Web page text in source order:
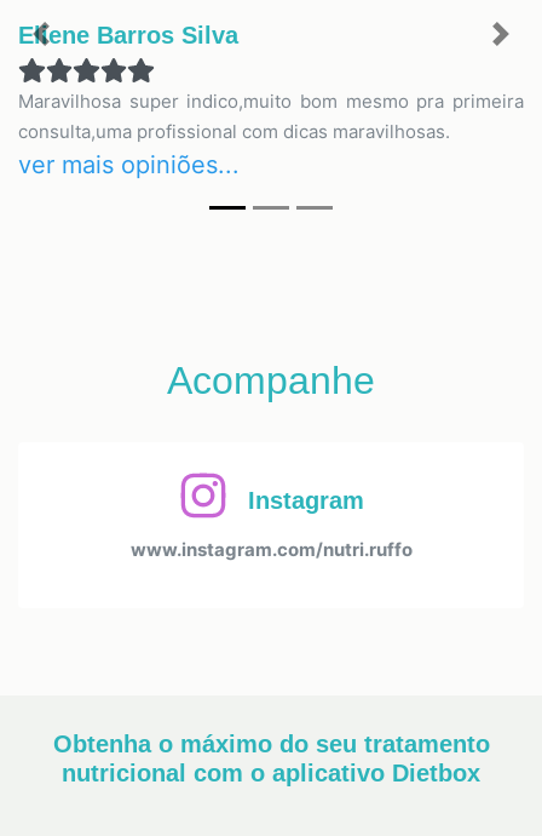
Eliene Barros Silva
Maravilhosa super indico,muito bom mesmo pra primeira
consulta,uma profissional com dicas maravilhosas.
ver mais opiniões...
Previous Next
Acompanhe
Instagram
www.instagram.com/nutri.ruffo
Obtenha o máximo do seu tratamento
nutricional com o aplicativo Dietbox